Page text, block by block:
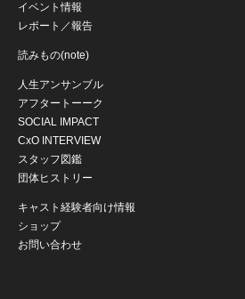
イベント情報
レポート／報告
読みもの(note)
人生アンサンブル
アフタートーーク
SOCIAL IMPACT
CxO INTERVIEW
スタッフ図鑑
団体ヒストリー
キャスト経験者向け情報
ショップ
お問い合わせ